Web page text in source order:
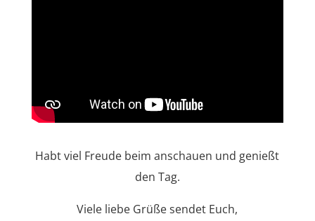
Habt viel Freude beim anschauen und genießt
den Tag.
Viele liebe Grüße sendet Euch,